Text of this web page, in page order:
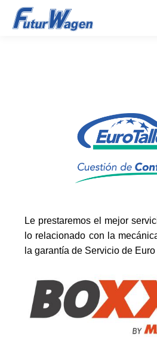
Le prestaremos el mejor
lo relacionado con la
la garantía de Servicio de Euro